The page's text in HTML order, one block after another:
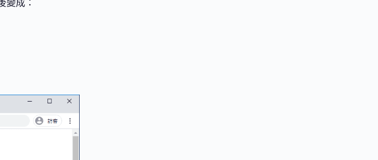
變成：